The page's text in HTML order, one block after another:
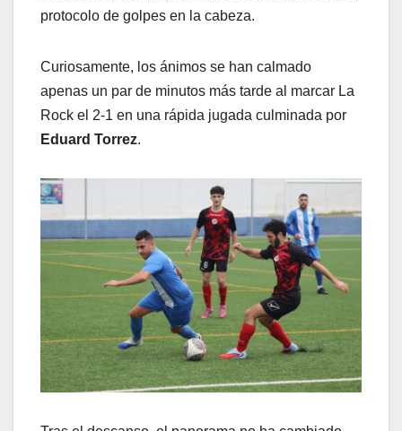
protocolo de golpes en la cabeza.
Curiosamente, los ánimos se han calmado
apenas un par de minutos más tarde al marcar La
Rock el 2-1 en una rápida jugada culminada por
Eduard Torrez.